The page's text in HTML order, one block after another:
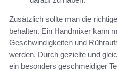
Zusätzlich sollte man die
behalten. Ein Handmixer kann
Geschwindigkeiten und
werden. Durch gezielte und
ein besonders geschmeidiger